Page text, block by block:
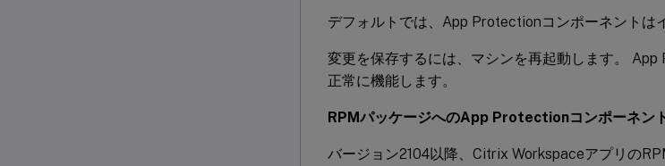
デフォルトでは、App Protectionコンポーネントは
変更を保存するには、マシンを再起動します。
正常に機能します。
RPMパッケージへのApp Protectionコンポーネン
バージョン2104以降、Citrix Workspaceアプリの